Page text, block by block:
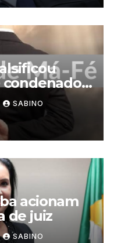
fé
SABINO
acionam
de juiz
SABINO